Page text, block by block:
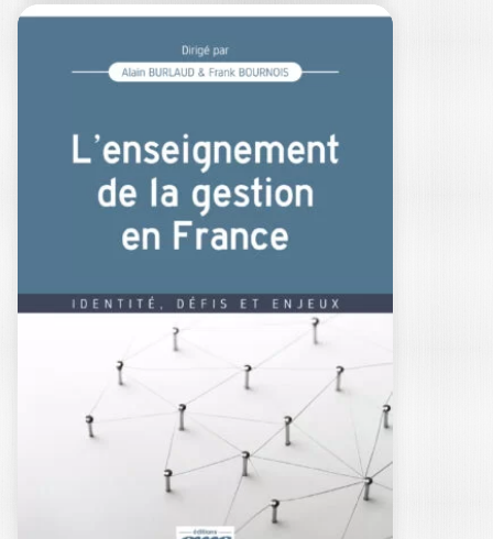
LES GRANDS
AUTEURS EN
PUBLIC
STÉPHANIE CHATELAIN-PONROY
PATRICK GIBERT
MADINA RIVAL|
ALAIN BURLAUD
-- Prix 2022 du meilleur ouvrage de
management dans la catégorie
39,00€